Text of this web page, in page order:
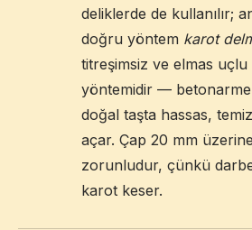
deliklerde de kullanılır;
doğru yöntem karot
titreşimsiz ve elmas
yöntemidir —
doğal taşta hassas,
açar. Çap 20 mm
zorunludur, çünkü
karot keser.